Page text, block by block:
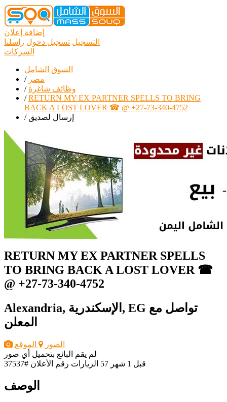
إضافة إعلان
التسجيل تسجيل دخول راسلنا
الشركات
السوق الشامل
/ مصر
/ وظائف شاغرة
/RETURN MY EX PARTNER SPELLS TO BRING
BACK A LOST LOVER ☎ @ +27-73-340-4752
/ إرسال لصديق
RETURN MY EX PARTNER SPELLS
TO BRING BACK A LOST LOVER ☎
@ +27-73-340-4752
Alexandria, الإسكندرية, EG تواصل مع
المعلن
الصور
الموقع
لم يقم البائع بتحميل أي صور
قبل 1 شهر
57 الزيارات رقم الأعلان #37537
الوصف